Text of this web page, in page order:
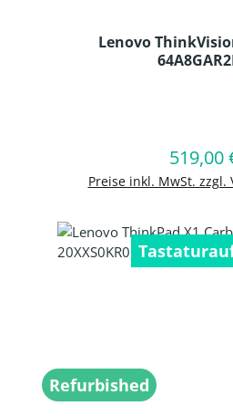
Lenovo
519,00
Preise inkl. MwSt. zzgl.
In den
Refurbished